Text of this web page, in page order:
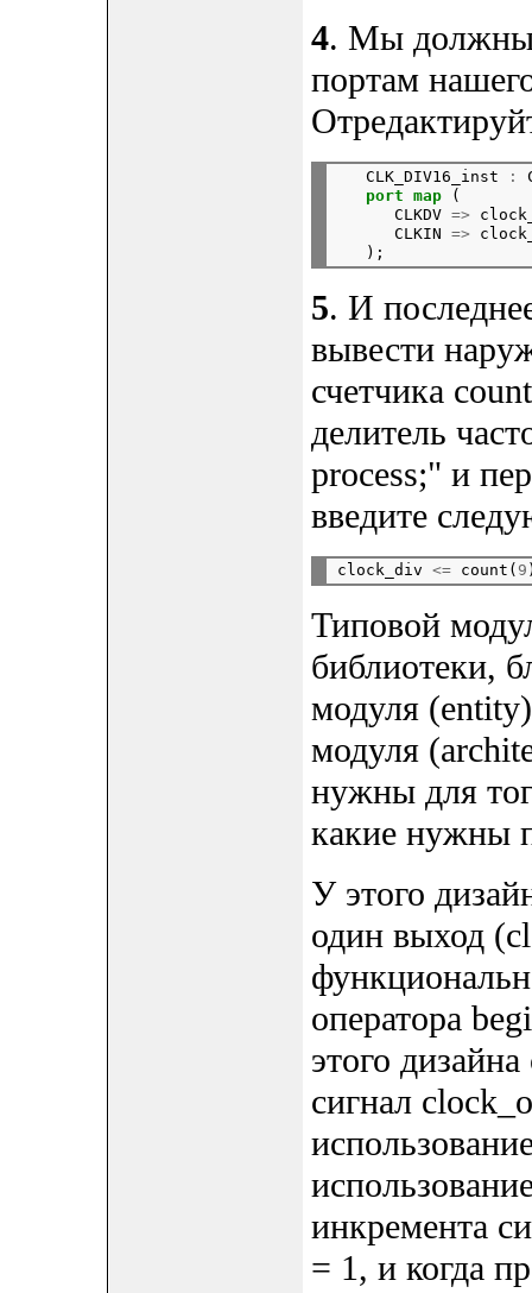
4. Мы должны
портам
   CLK_DIV16_inst
:
port map (
      CLKDV
=>
      CLKIN
=>
5. И
вывести
счетчика
делитель
process;" и
введите
clock_div <= count( 9
Типовой
библиотеки,
модуля
модуля
нужны для
какие нужны
У этого
один выход
оператора
этого
сигнал
инкремента
= 1, и когда